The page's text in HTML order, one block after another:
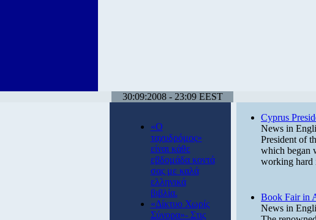
30:09:2008 - 23:09 EEST
«Ο
ταχυδρόμος»
είναι κάθε
εβδομάδα κοντά
σας με καλά
ελληνικά
βιβλία.
«Δίκτυο Χωρίς
Σύνορα»- Στις
Cyprus
News in
President of
which began
working hard
Book Fair in
News in